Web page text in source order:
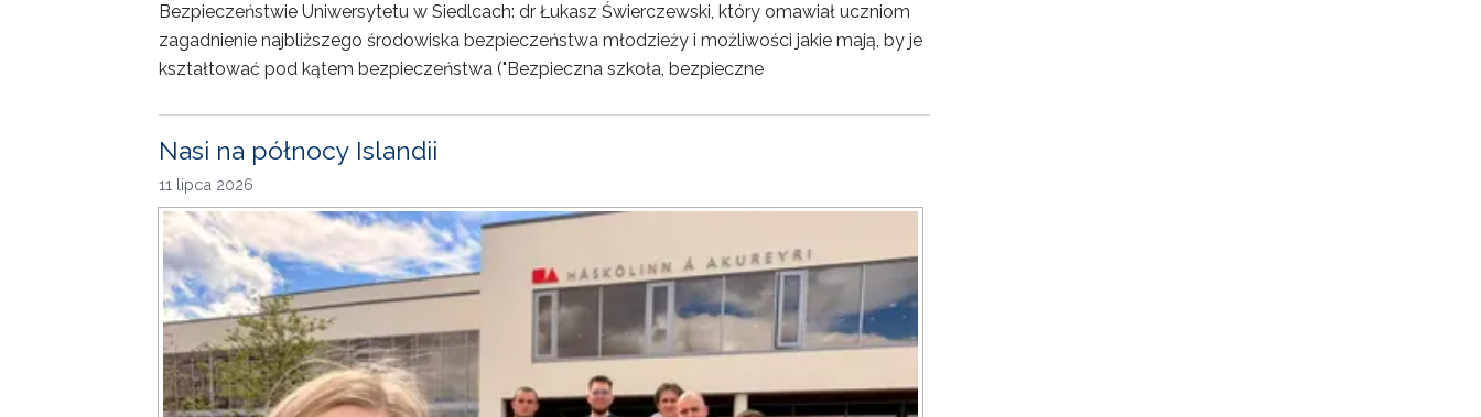
Bezpieczeństwie Uniwersytetu w Siedlcach: dr Łukasz Świerczewski, który omawiał uczniom
zagadnienie najbliższego środowiska bezpieczeństwa młodzieży i możliwości jakie mają, by je
kształtować pod kątem bezpieczeństwa ("Bezpieczna szkoła, bezpieczne
Nasi na północy Islandii
11 lipca 2026